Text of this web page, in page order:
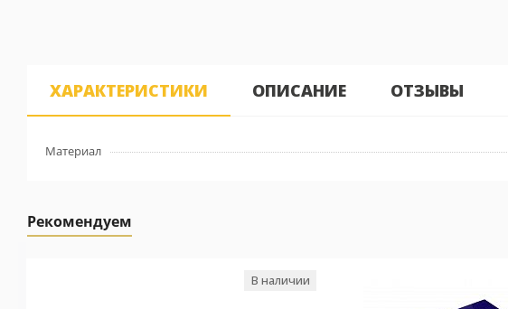
ХАРАКТЕРИСТИКИ ОПИСАНИЕ ОТЗЫВЫ
Материал
Рекомендуем
В наличии